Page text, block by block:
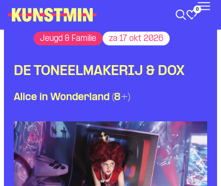
0
Jeugd & Familie za 17 okt 2026
DE TONEELMAKERIJ & DOX
Alice in Wonderland (8+)